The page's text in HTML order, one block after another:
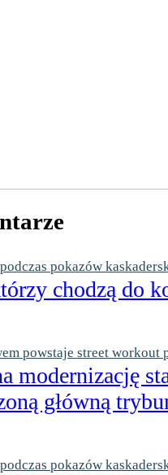
pokazów
chodzą do
powstaje street workout
modernizację
główną
pokazów